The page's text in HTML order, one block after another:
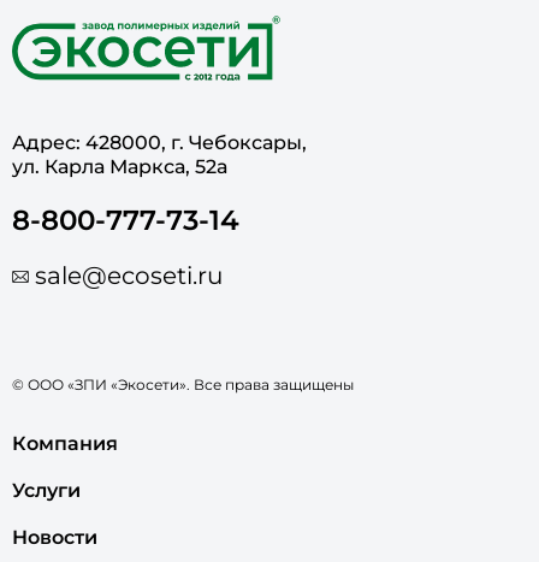
Адрес: 428000, г. Чебоксары,
ул. Карла Маркса, 52а
8-800-777-73-14
sale@ecoseti.ru
© ООО «ЗПИ «Экосети». Все права защищены
Компания
Услуги
Новости